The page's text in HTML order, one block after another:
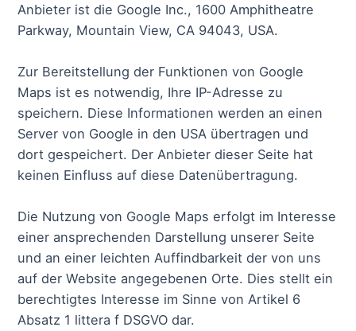
Anbieter ist die Google Inc., 1600 Amphitheatre
Parkway, Mountain View, CA 94043, USA.
Zur Bereitstellung der Funktionen von Google
Maps ist es notwendig, Ihre IP-Adresse zu
speichern. Diese Informationen werden an einen
Server von Google in den USA übertragen und
dort gespeichert. Der Anbieter dieser Seite hat
keinen Einfluss auf diese Datenübertragung.
Die Nutzung von Google Maps erfolgt im Interesse
einer ansprechenden Darstellung unserer Seite
und an einer leichten Auffindbarkeit der von uns
auf der Website angegebenen Orte. Dies stellt ein
berechtigtes Interesse im Sinne von Artikel 6
Absatz 1 littera f DSGVO dar.